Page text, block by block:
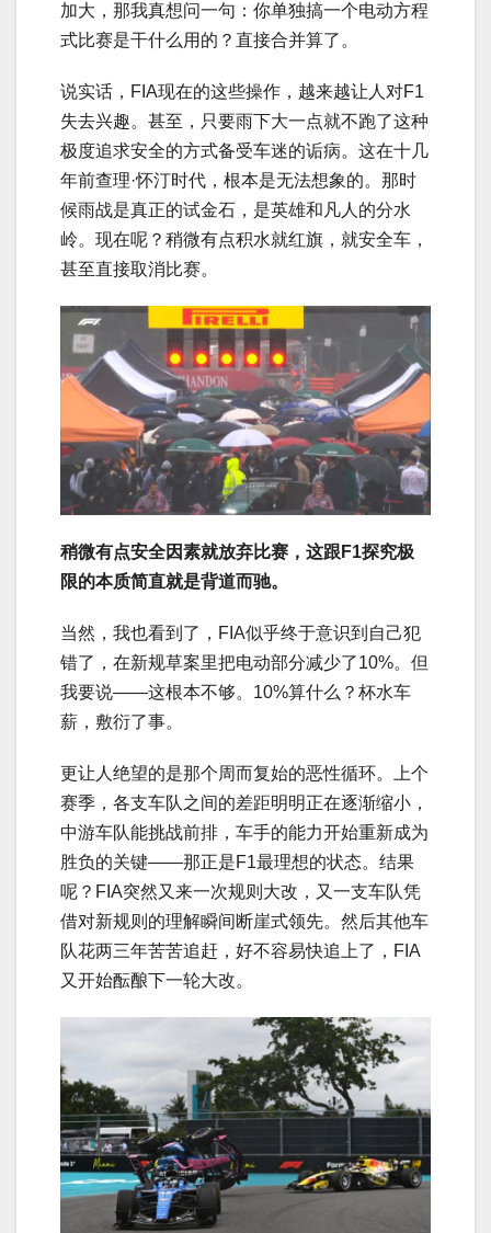
加大，那我真想问一句：你单独搞一个电动方程
式比赛是干什么用的？直接合并算了。
说实话，FIA现在的这些操作，越来越让人对F1
失去兴趣。甚至，只要雨下大一点就不跑了这种
极度追求安全的方式备受车迷的诟病。这在十几
年前查理·怀汀时代，根本是无法想象的。那时
候雨战是真正的试金石，是英雄和凡人的分水
岭。现在呢？稍微有点积水就红旗，就安全车，
甚至直接取消比赛。
稍微有点安全因素就放弃比赛，这跟F1探究极
限的本质简直就是背道而驰。
当然，我也看到了，FIA似乎终于意识到自己犯
错了，在新规草案里把电动部分减少了10%。但
我要说——这根本不够。10%算什么？杯水车
薪，敷衍了事。
更让人绝望的是那个周而复始的恶性循环。上个
赛季，各支车队之间的差距明明正在逐渐缩小，
中游车队能挑战前排，车手的能力开始重新成为
胜负的关键——那正是F1最理想的状态。结果
呢？FIA突然又来一次规则大改，又一支车队凭
借对新规则的理解瞬间断崖式领先。然后其他车
队花两三年苦苦追赶， 好不容易快追上了，FIA
又开始酝酿下一轮大改。